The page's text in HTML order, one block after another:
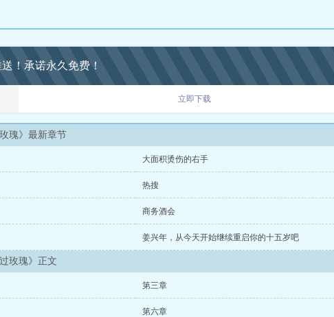
！承诺永久免费！
立即下载
玫瑰》最新章节
大面积烫伤的右手
热搜
商务酒会
姜兴年，从今天开始继续重启你的十五岁吧
过玫瑰》正文
第三章
第六章